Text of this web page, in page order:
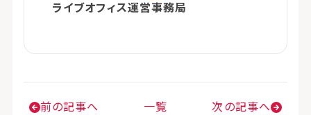
ライブオフィス運営事務局
前の記事へ 一覧 次の記事へ